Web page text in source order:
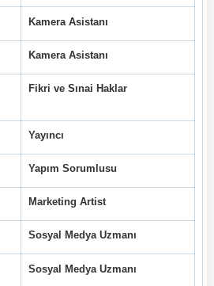
Kamera Asistanı
Kamera Asistanı
Fikri ve Sınai Haklar
Yayıncı
Yapım Sorumlusu
Marketing Artist
Sosyal Medya Uzmanı
Sosyal Medya Uzmanı